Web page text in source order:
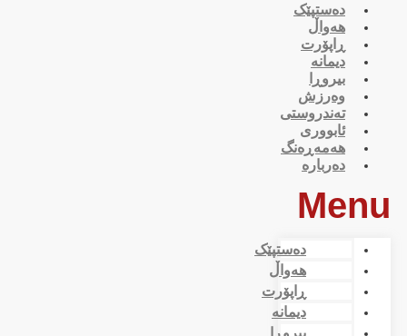
دەستپێک
هەواڵ
ڕاپۆرت
دیمانە
بیروڕا
وەرزش
تەندروستی
ئابووری
هەمەڕەنگ
دەربارە
Menu
دەستپێک
هەواڵ
ڕاپۆرت
دیمانە